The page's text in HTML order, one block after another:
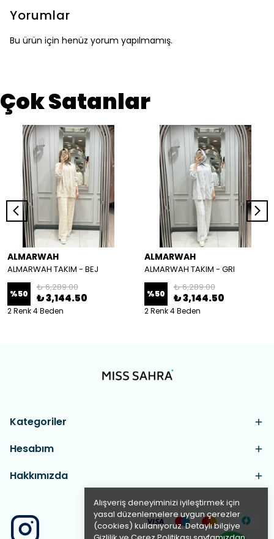
Alışveriş deneyiminizi iyileştirmek için
yasal düzenlemelere uygun çerezler
(cookies) kullanıyoruz. Detaylı bilgiye
Yorumlar
Bu ürün için henüz yorum yapılmamış.
Çok Satanlar
ALMARWAH
ALMARWAH TAKIM - BEJ
%50
₺ 6,289.00
₺ 3,144.50
2 Renk 4 Beden
ALMARWAH
ALMARWAH TAKIM - GRI
%50
₺ 6,289.00
₺ 3,144.50
2 Renk 4 Beden
Kategoriler
Hesabım
Hakkımızda